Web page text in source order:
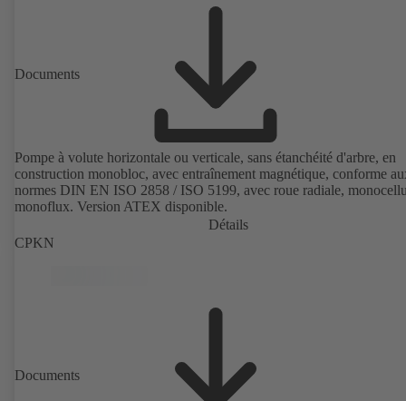
Documents
Pompe à volute horizontale ou verticale, sans étanchéité d'arbre, en
construction monobloc, avec entraînement magnétique, conforme
normes DIN EN ISO 2858 / ISO 5199, avec roue radiale,
monoflux. Version ATEX disponible.
Détails
CPKN
Documents